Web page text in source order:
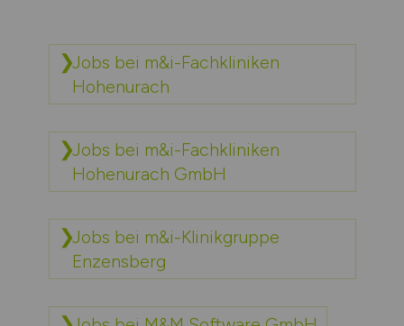
Jobs bei m&i-Fachkliniken
Hohenurach
Jobs bei m&i-Fachkliniken
Hohenurach GmbH
Jobs bei m&i-Klinikgruppe
Enzensberg